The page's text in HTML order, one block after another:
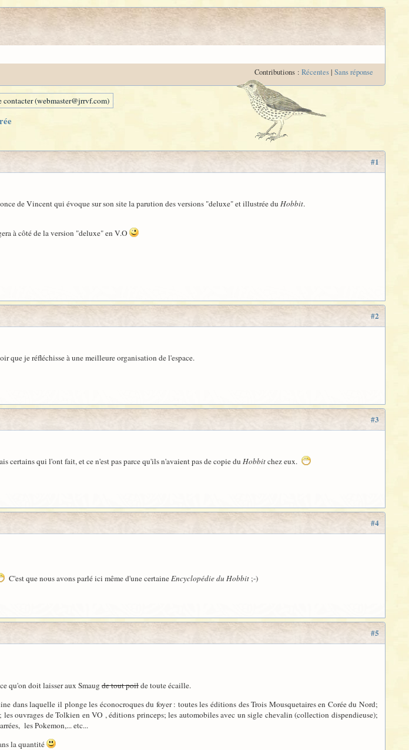
Contributions : Récentes| Sans réponse
contacter (webmaster@jrrvf.com)
#1
de Vincent qui évoque sur son site la parution des versions "deluxe" et illustrée du Hobbit.
à côté de la version "deluxe" en V.O
#2
que je réfléchisse à une meilleure organisation de l'espace.
#3
certains qui l'ont fait, et ce n'est pas parce qu'ils n'avaient pas de copie du Hobbitchez eux.
#4
C'est que nous avons parlé ici même d'une certaineEncyclopédie du Hobbit ;-)
#5
qu'on doit laisser aux Smaugde tout poilde toute écaille.
dans laquelle il plonge les éconocroques du foyer : toutes les éditions des Trois Mousquetaires en Corée du Nord;
les ouvrages de Tolkien en VO , éditions princeps; les automobiles avec un sigle chevalin (collection dispendieuse);
les Pokemon,... etc...
la quantité